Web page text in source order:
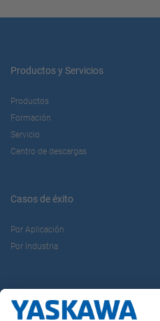
Productos y Servicios
Productos
Formación
Servicio
Centro de descargas
Casos de éxito
Por Aplicación
Por Industria